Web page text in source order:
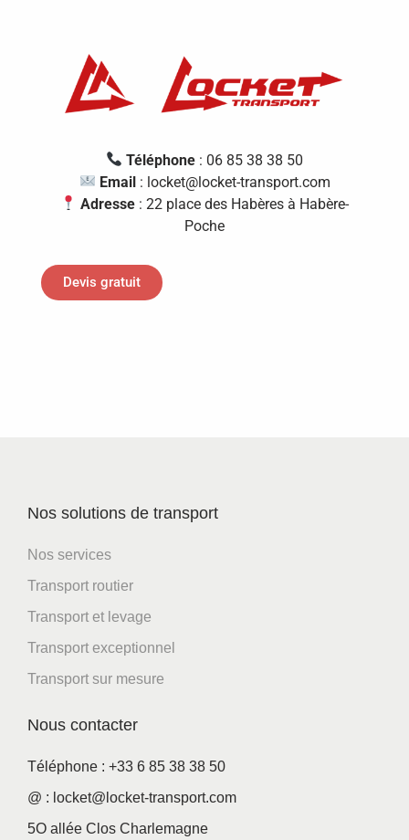
Téléphone : 06 85 38 38 50
Email: locket@locket-transport.com
Adresse : 22 place des Habères à Habère-
Poche
Devis gratuit
Nos solutions de transport
Nos services
Transport routier
Transport et levage
Transport exceptionnel
Transport sur mesure
Nous contacter
Téléphone : +33 6 85 38 38 50
@ : locket@locket-transport.com
5O allée Clos Charlemagne